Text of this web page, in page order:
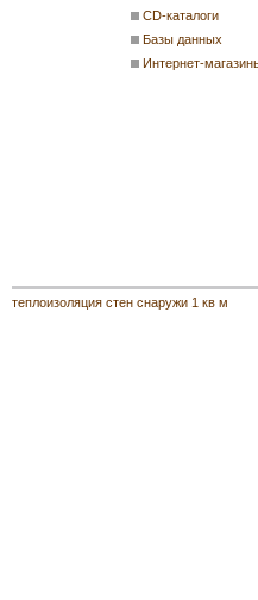
CD-каталоги
Базы данных
Интернет-
теплоизоляция стен снаружи 1 кв м